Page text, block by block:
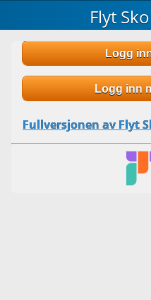
Flyt
Logg
Logg inn
Fullversjonen av Flyt